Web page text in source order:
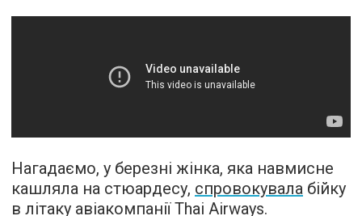
Нагадаємо, у березні жінка, яка навмисне
кашляла на стюардесу, спровокувала бійку
в літаку авіакомпанії Thai Airways.